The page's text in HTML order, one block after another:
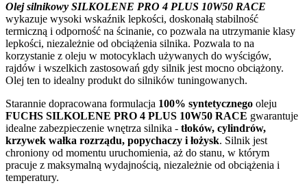
Olej silnikowy SILKOLENE PRO 4 PLUS 10W50 RACE
wykazuje wysoki wskaźnik lepkości, doskonałą stabilność
termiczną i odporność na ścinanie, co pozwala na utrzymanie klasy
lepkości, niezależnie od obciążenia silnika. Pozwala to na
korzystanie z oleju w motocyklach używanych do wyścigów,
rajdów i wszelkich zastosowań gdy silnik jest mocno obciążony.
Olej ten to idealny produkt do silników tuningowanych.
Starannie dopracowana formulacja 100% syntetycznego oleju
FUCHS SILKOLENE PRO 4 PLUS 10W50 RACE gwarantuje
idealne zabezpieczenie wnętrza silnika - tłoków, cylindrów,
krzywek wałka rozrządu, popychaczy i łożysk. Silnik jest
chroniony od momentu uruchomienia, aż do stanu, w którym
pracuje z maksymalną wydajnością, niezależnie od obciążenia i
temperatury.